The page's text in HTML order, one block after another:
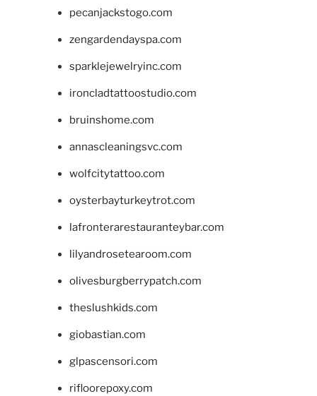
pecanjackstogo.com
zengardendayspa.com
sparklejewelryinc.com
ironcladtattoostudio.com
bruinshome.com
annascleaningsvc.com
wolfcitytattoo.com
oysterbayturkeytrot.com
lafronterarestauranteybar.com
lilyandrosetearoom.com
olivesburgberrypatch.com
theslushkids.com
giobastian.com
glpascensori.com
rifloorepoxy.com